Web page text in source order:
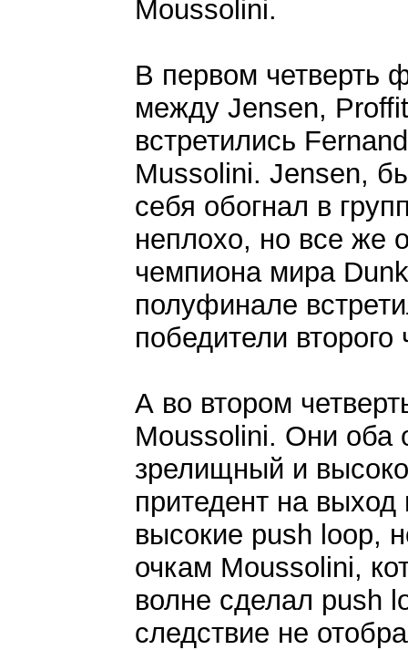
Moussolini.
В первом четверть
между Jensen,
встретились
Mussolini. Jensen,
себя обогнал в
неплохо, но все же
чемпиона мира
полуфинале
победители
А во втором
Moussolini. Они оба
зрелищный и
притедент на
высокие push loop,
очкам Moussolini,
волне сделал push
следствие не